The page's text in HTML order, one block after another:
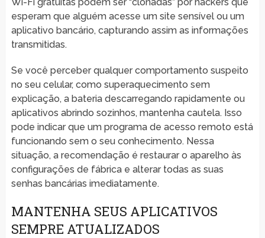
esperam que alguém acesse um site sensível ou um
aplicativo bancário, capturando assim as informações
transmitidas.
Se você perceber qualquer comportamento suspeito
no seu celular, como superaquecimento sem
explicação, a bateria descarregando rapidamente ou
aplicativos abrindo sozinhos, mantenha cautela. Isso
pode indicar que um programa de acesso remoto está
funcionando sem o seu conhecimento. Nessa
situação, a recomendação é restaurar o aparelho às
configurações de fábrica e alterar todas as suas
senhas bancárias imediatamente.
MANTENHA SEUS APLICATIVOS
SEMPRE ATUALIZADOS